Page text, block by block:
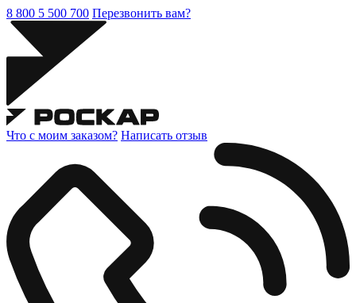
8 800 5 500 700 Перезвонить вам?
Что с моим заказом? Написать отзыв